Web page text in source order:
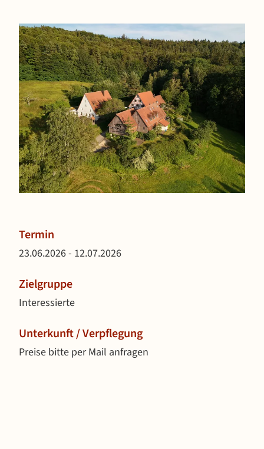
Termin
23.06.2026 - 12.07.2026
Zielgruppe
Interessierte
Unterkunft / Verpflegung
Preise bitte per Mail anfragen